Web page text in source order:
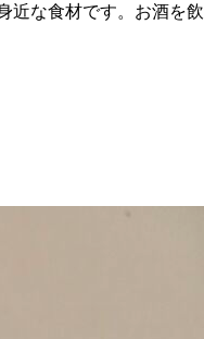
近な食材です。お酒を飲